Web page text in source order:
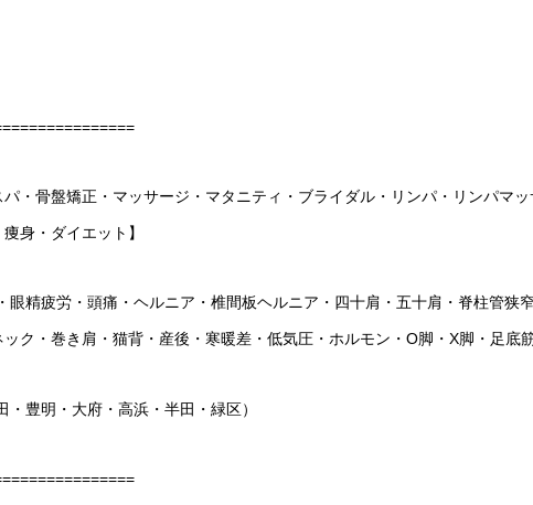
パ・骨盤矯正・マッサージ・マタニティ・ブライダル・リンパ・リンパマ
身・ダイエット】
眼精疲労・頭痛・ヘルニア・椎間板ヘルニア・四十肩・五十肩・脊柱管狭
ク・巻き肩・猫背・産後・寒暖差・低気圧・ホルモン・O脚・X脚・足底筋
豊明・大府・高浜・半田・緑区）